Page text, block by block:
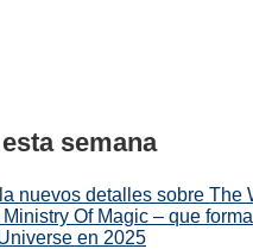
semana
nuevos detalles sobre The
Of Magic – que
en 2025